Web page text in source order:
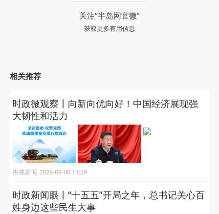
关注“半岛网官微”
获取更多有用信息
相关推荐
时政微观察丨向新向优向好！中国经济展现强
大韧性和活力
央视新闻 2026-08-06 11:29
时政新闻眼丨“十五五”开局之年，总书记关心百
姓身边这些民生大事